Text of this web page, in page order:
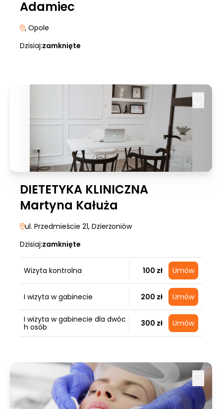
Adamiec
, Opole
Dzisiaj:zamknięte
DIETETYKA KLINICZNA
Martyna Kałuża
ul. Przedmieście 21, Dzierżoniów
Dzisiaj:zamknięte
Wizyta kontrolna 100 zł Umów
I wizyta w gabinecie 200 zł Umów
I wizyta w gabinecie dla dwóc
h osób
300 zł Umów